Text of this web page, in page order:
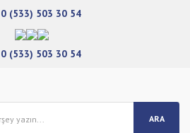
0 (533) 503 30 54
0 (533) 503 30 54
ARA